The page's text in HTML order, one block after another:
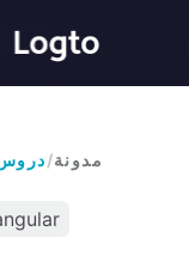
مدونة/